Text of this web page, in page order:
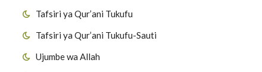
Tafsiri ya Qur’ani Tukufu
Tafsiri ya Qur’ani Tukufu-Sauti
Ujumbe wa Allah